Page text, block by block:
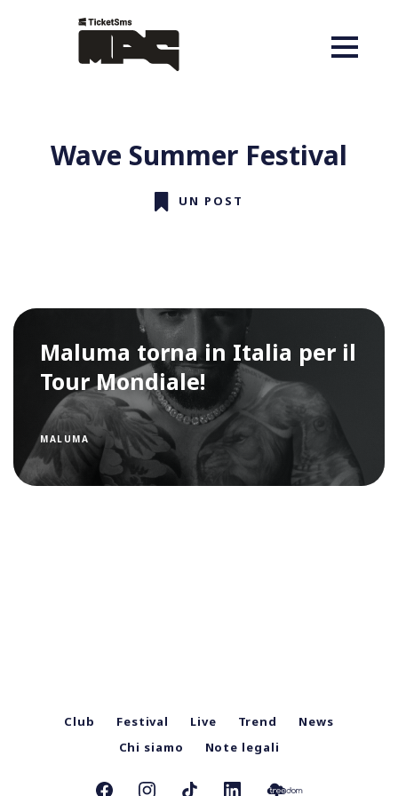
Wave Summer Festival
UN POST
Maluma torna in Italia per il
Tour Mondiale!
MALUMA
Club Festival Live Trend
News
Chi siamo
Note legali